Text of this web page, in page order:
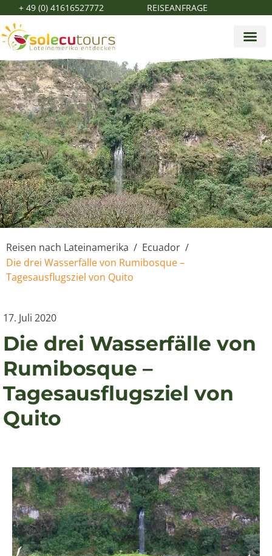
+ 49 (0) 41616527772 REISEANFRAGE
Reisen nach Lateinamerika / Ecuador /
Die drei Wasserfälle von Rumibosque –
Tagesausflugsziel von Quito
17. Juli 2020
Die drei Wasserfälle von
Rumibosque –
Tagesausflugsziel von
Quito